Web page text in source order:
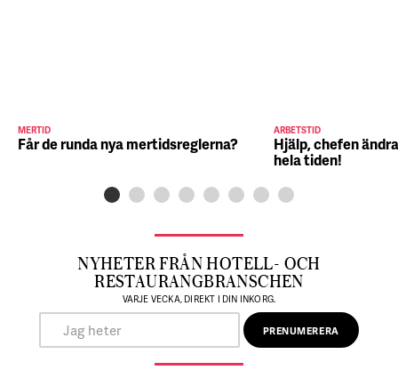
MERTID
Får de runda nya mertidsreglerna?
ARBETSTID
Hjälp, chefen
hela tiden!
NYHETER FRÅN HOTELL- OCH
RESTAURANGBRANSCHEN
VARJE VECKA, DIREKT I DIN INKORG.